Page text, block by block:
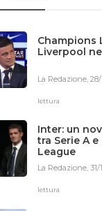
Champions
Liverpool
La Redazione, 28/
lettura
Inter: un
tra Serie A
League
La Redazione, 31/
lettura